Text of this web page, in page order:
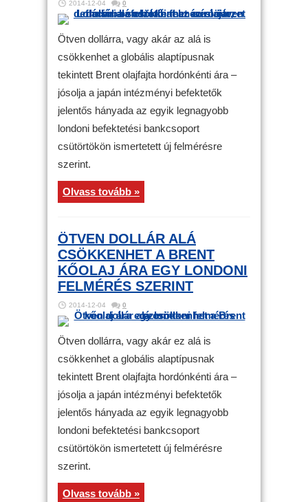
2014-12-04 0
Ötven dollárra, vagy akár az alá is
csökkenhet a globális alaptípusnak
tekintett Brent olajfajta hordónkénti ára –
jósolja a japán intézményi befektetők
jelentős hányada az egyik legnagyobb
londoni befektetési bankcsoport
csütörtökön ismertetett új felmérésre
szerint.
Olvass tovább »
ÖTVEN DOLLÁR ALÁ
CSÖKKENHET A BRENT
KŐOLAJ ÁRA EGY LONDONI
FELMÉRÉS SZERINT
2014-12-04 0
Ötven dollárra, vagy akár ez alá is
csökkenhet a globális alaptípusnak
tekintett Brent olajfajta hordónkénti ára –
jósolja a japán intézményi befektetők
jelentős hányada az egyik legnagyobb
londoni befektetési bankcsoport
csütörtökön ismertetett új felmérésre
szerint.
Olvass tovább »